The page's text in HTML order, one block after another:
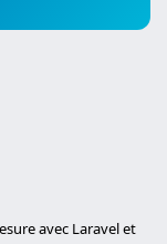
avec Laravel et